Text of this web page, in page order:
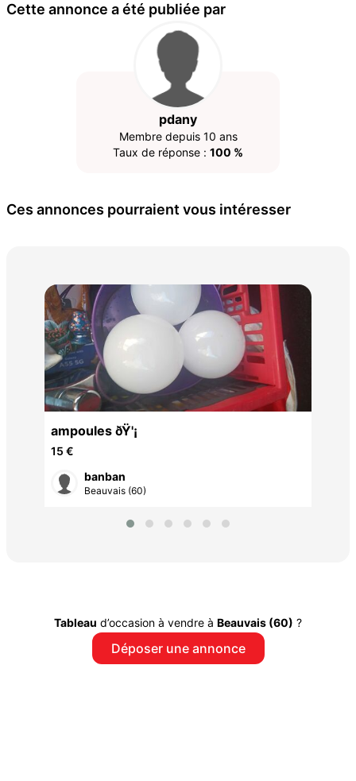
Cette annonce a été publiée par
pdany
Membre depuis 10 ans
Taux de réponse : 100 %
Ces annonces pourraient vous intéresser
ampoules ðŸ'¡
15 €
banban
Beauvais (60)
Tableau d’occasion à vendre à Beauvais (60) ?
Déposer une annonce